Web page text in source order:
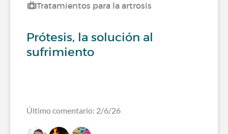
Tratamientos para la artrosis
Prótesis, la solución al
sufrimiento
Último comentario: 2/6/26